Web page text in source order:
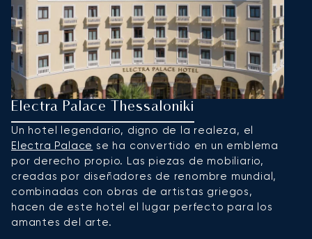
Electra Palace Thessaloniki
Un hotel legendario, digno de la realeza, el
Electra Palace se ha convertido en un emblema
por derecho propio. Las piezas de mobiliario,
creadas por diseñadores de renombre mundial,
combinadas con obras de artistas griegos,
hacen de este hotel el lugar perfecto para los
amantes del arte.